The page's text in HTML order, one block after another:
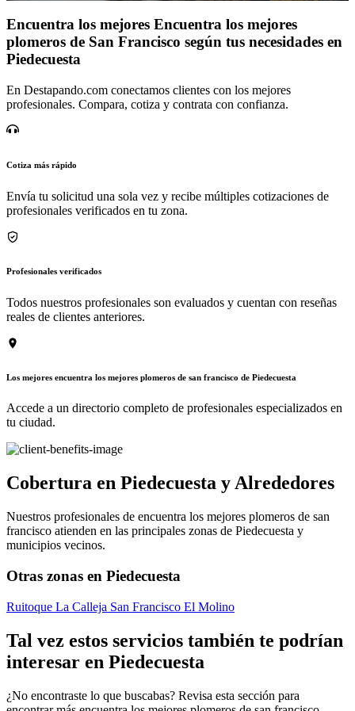
Encuentra los mejores Encuentra los mejores
plomeros de San Francisco según tus necesidades en
Piedecuesta
En Destapando.com conectamos clientes con los mejores
profesionales. Compara, cotiza y contrata con confianza.
Cotiza más rápido
Envía tu solicitud una sola vez y recibe múltiples cotizaciones de
profesionales verificados en tu zona.
Profesionales verificados
Todos nuestros profesionales son evaluados y cuentan con reseñas
reales de clientes anteriores.
Los mejores encuentra los mejores plomeros de san francisco de Piedecuesta
Accede a un directorio completo de profesionales especializados en
tu ciudad.
Cobertura en Piedecuesta y Alrededores
Nuestros profesionales de encuentra los mejores plomeros de san
francisco atienden en las principales zonas de Piedecuesta y
municipios vecinos.
Otras zonas en Piedecuesta
Ruitoque La Calleja San Francisco El Molino
Tal vez estos servicios también te podrían
interesar en Piedecuesta
¿No encontraste lo que buscabas? Revisa esta sección para